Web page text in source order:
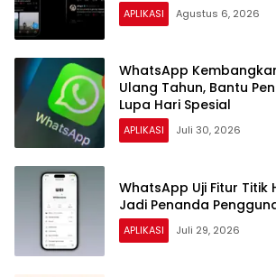
APLIKASI Agustus 6, 2026
WhatsApp
Ulang Tahun, Bantu
Lupa Hari Spesial
APLIKASI Juli 30, 2026
WhatsApp Uji Fitur Titik
Jadi Penanda
APLIKASI Juli 29, 2026